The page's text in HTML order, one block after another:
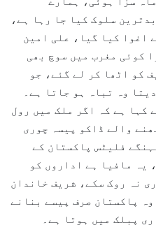
سلوک کیا جا رہا ہے،
اغوا کیا گیا، علی امین
کوئی مغرب میں سوچ بھی
کو اٹھا کر لے گئے، جو
وہ تباہ ہو جاتا ہے۔
کہا ہے کہ اگر ملک میں رول
والے ڈاکو پیسہ چوری
فلیٹس پاکستان کے
یہ مافیا ہے اداروں کو
نہ روک سکے، شریف خاندان
پاکستان صرف پیسے بنانے
پبلک میں ہوتا ہے۔